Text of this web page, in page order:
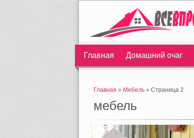
Главная Домашний очаг
Главная » Мебель » Страница 2
мебель